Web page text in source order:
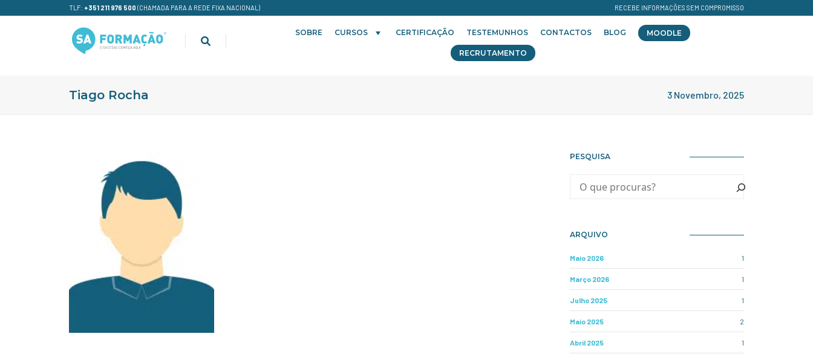
TLF: +351 211 976 500 (CHAMADA PARA A REDE FIXA NACIONAL) RECEBE INFORMAÇÕES SEM COMPROMISSO
SOBRE CURSOS CERTIFICAÇÃO TESTEMUNHOS CONTACTOS BLOG MOODLE
RECRUTAMENTO
Tiago Rocha 3 Novembro, 2025
PESQUISA
ARQUIVO
Maio 2026 1
Março 2026 1
Julho 2025 1
Maio 2025 2
Abril 2025 1